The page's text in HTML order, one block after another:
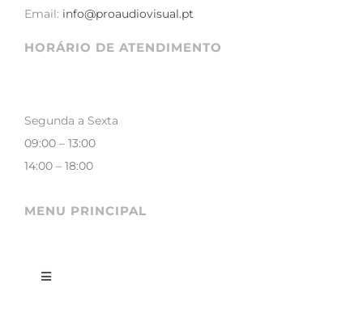
Email: info@proaudiovisual.pt
HORÁRIO DE ATENDIMENTO
Segunda a Sexta
09:00 – 13:00
14:00 – 18:00
MENU PRINCIPAL
Toggle